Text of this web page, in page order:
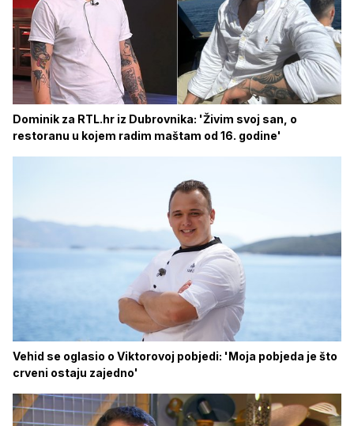
Dominik za RTL.hr iz Dubrovnika: 'Živim svoj san, o
restoranu u kojem radim maštam od 16. godine'
Vehid se oglasio o Viktorovoj pobjedi: 'Moja pobjeda je što
crveni ostaju zajedno'